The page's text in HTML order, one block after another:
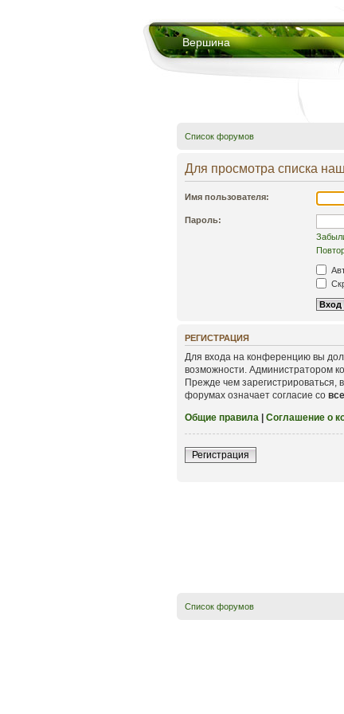
Вершина
Список форумов
Для просмотра списка
Имя пользователя:
Пароль:
РЕГИСТРАЦИЯ
Для входа на конференцию вы
возможности. Администратором
Прежде чем зарегистрироваться,
форумах означает согласие со
Общие правила | Соглашение о
Регистрация
Список форумов